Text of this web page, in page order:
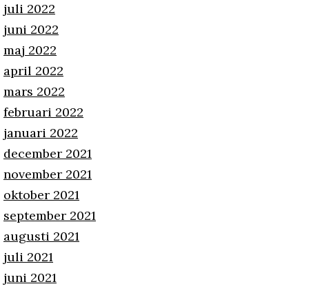
juli 2022
juni 2022
maj 2022
april 2022
mars 2022
februari 2022
januari 2022
december 2021
november 2021
oktober 2021
september 2021
augusti 2021
juli 2021
juni 2021